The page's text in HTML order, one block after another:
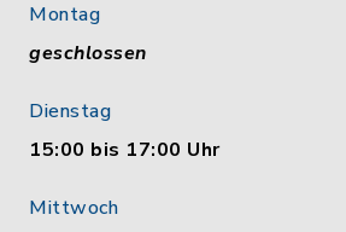
Montag
geschlossen
Dienstag
15:00 bis 17:00 Uhr
Mittwoch